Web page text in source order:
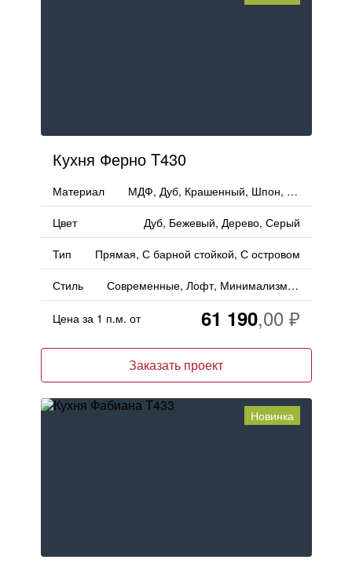
Кухня Ферно T430
Материал
МДФ, Дуб, Крашенный, Шпон, Эмаль, Массив
Цвет
Дуб, Бежевый, Дерево, Серый
Тип
Прямая, С барной стойкой, С островом
Стиль
Современные, Лофт, Минимализм, Индустриальный
Цена за 1 п.м. от 61 190
Заказать проект
Новинка